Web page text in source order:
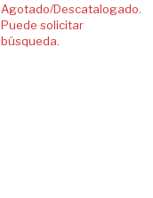
Agotado/Descatalogado.
Puede solicitar
búsqueda.